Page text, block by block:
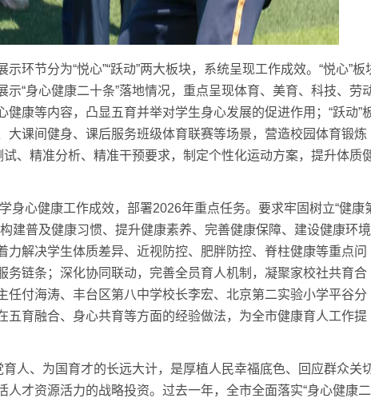
节分为“悦心”“跃动”两大板块，系统呈现工作成效。“悦心”板
“身心健康二十条”落地情况，重点呈现体育、美育、科技、劳
康等内容，凸显五育并举对学生身心发展的促进作用；“跃动”
课间健身、课后服务班级体育联赛等场景，营造校园体育锻炼
、精准分析、精准干预要求，制定个性化运动方案，提升体质
心健康工作成效，部署2026年重点任务。要求牢固树立“健康
建普及健康习惯、提升健康素养、完善健康保障、建设健康环境
解决学生体质差异、近视防控、肥胖防控、脊柱健康等重点问
务链条；深化协同联动，完善全员育人机制，凝聚家校社共育合
任付海涛、丰台区第八中学校长李宏、北京第二实验小学平谷分
育融合、身心共育等方面的经验做法，为全市健康育人工作提
人、为国育才的长远大计，是厚植人民幸福底色、回应群众关
才资源活力的战略投资。过去一年，全市全面落实“身心健康二